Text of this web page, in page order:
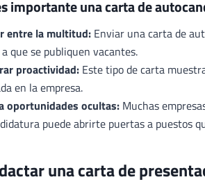
importante una carta de
entre la multitud: Enviar una carta de
que se publiquen vacantes.
proactividad: Este tipo de carta
en la empresa.
oportunidades ocultas: Muchas
puede abrirte puertas a puestos
una carta de